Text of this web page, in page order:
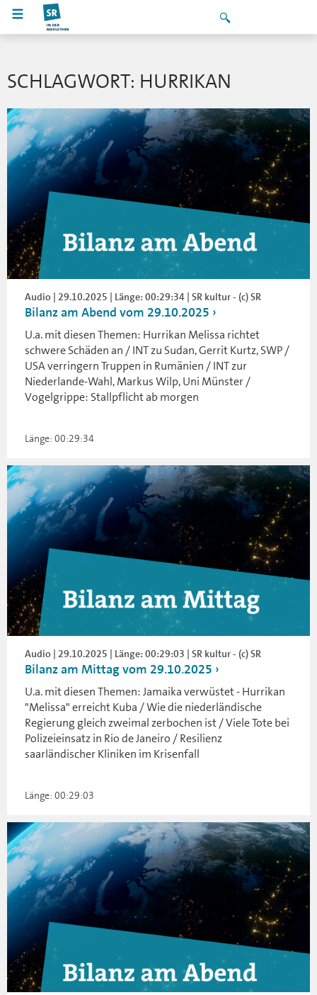
SCHLAGWORT: HURRIKAN
Audio | 29.10.2025 | Länge: 00:29:34 | SR kultur - (c) SR
Bilanz am Abend vom 29.10.2025
U.a. mit diesen Themen: Hurrikan Melissa richtet
schwere Schäden an / INT zu Sudan, Gerrit Kurtz, SWP /
USA verringern Truppen in Rumänien / INT zur
Niederlande-Wahl, Markus Wilp, Uni Münster /
Vogelgrippe: Stallpflicht ab morgen
Länge: 00:29:34
Audio | 29.10.2025 | Länge: 00:29:03 | SR kultur - (c) SR
Bilanz am Mittag vom 29.10.2025
U.a. mit diesen Themen: Jamaika verwüstet - Hurrikan
"Melissa" erreicht Kuba / Wie die niederländische
Regierung gleich zweimal zerbochen ist / Viele Tote bei
Polizeieinsatz in Rio de Janeiro / Resilienz
saarländischer Kliniken im Krisenfall
Länge: 00:29:03